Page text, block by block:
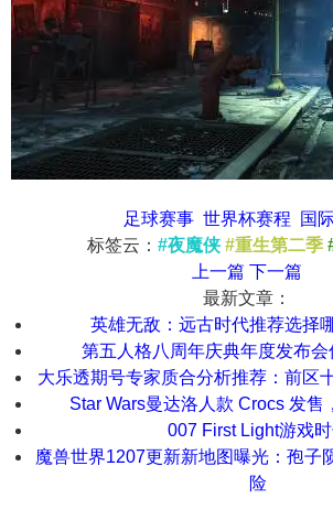
足球赛事 世界杯赛程
国
标签云： #夜魔侠 #重生第二季
上一篇 下一篇
最新文章：
英雄无敌：远古时代推荐选择
第五人格八周年庆典年度发布
大乐透期号专家质合分析推荐：前区
Star Wars曼达洛人款 Crocs 发售
007 First Light游戏
魔兽世界1207更新新地图曝光：孢子
险